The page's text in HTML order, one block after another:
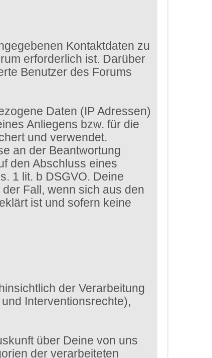
Kontaktdaten zu
erforderlich ist. Darüber
Benutzer des Forums
Daten (IP Adressen)
Anliegens bzw. für die
und verwendet.
an der Beantwortung
den Abschluss eines
1 lit. b DSGVO. Deine
Fall, wenn sich aus den
ist und sofern keine
der Verarbeitung
Interventionsrechte),
über Deine von uns
der verarbeiteten